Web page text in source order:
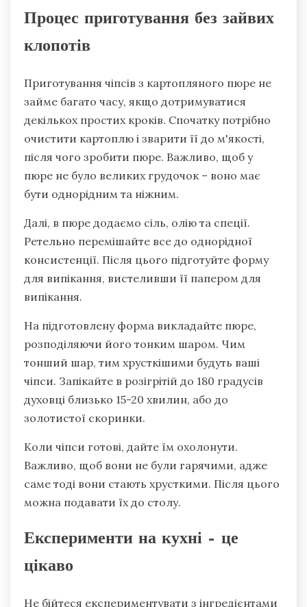
Процес приготування без зайвих
клопотів
Приготування чіпсів з картопляного пюре не
займе багато часу, якщо дотримуватися
декількох простих кроків. Спочатку потрібно
очистити картоплю і зварити її до м'якості,
після чого зробити пюре. Важливо, щоб у
пюре не було великих грудочок – воно має
бути однорідним та ніжним.
Далі, в пюре додаємо сіль, олію та спеції.
Ретельно перемішайте все до однорідної
консистенції. Після цього підготуйте форму
для випікання, вистеливши її папером для
випікання.
На підготовлену форма викладайте пюре,
розподіляючи його тонким шаром. Чим
тонший шар, тим хрусткішими будуть ваші
чіпси. Запікайте в розігрітій до 180 градусів
духовці близько 15-20 хвилин, або до
золотистої скоринки.
Коли чіпси готові, дайте їм охолонути.
Важливо, щоб вони не були гарячими, адже
саме тоді вони стають хрусткими. Після цього
можна подавати їх до столу.
Експерименти на кухні – це
цікаво
Не бійтеся експериментувати з інгредієнтами